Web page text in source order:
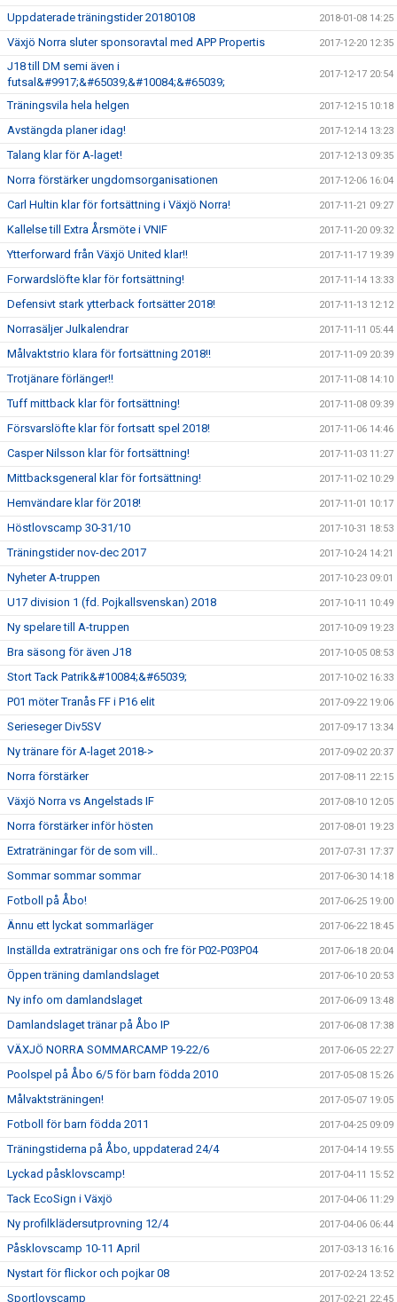
Uppdaterade träningstider 20180108 2018-01-08 14:25
Växjö Norra sluter sponsoravtal med APP Propertis 2017-12-20 12:35
J18 till DM semi även i
futsal&#9917;&#65039;&#10084;&#65039;
2017-12-17 20:54
Träningsvila hela helgen 2017-12-15 10:18
Avstängda planer idag! 2017-12-14 13:23
Talang klar för A-laget! 2017-12-13 09:35
Norra förstärker ungdomsorganisationen 2017-12-06 16:04
Carl Hultin klar för fortsättning i Växjö Norra! 2017-11-21 09:27
Kallelse till Extra Årsmöte i VNIF 2017-11-20 09:32
Ytterforward från Växjö United klar!! 2017-11-17 19:39
Forwardslöfte klar för fortsättning! 2017-11-14 13:33
Defensivt stark ytterback fortsätter 2018! 2017-11-13 12:12
Norrasäljer Julkalendrar 2017-11-11 05:44
Målvaktstrio klara för fortsättning 2018!! 2017-11-09 20:39
Trotjänare förlänger!! 2017-11-08 14:10
Tuff mittback klar för fortsättning! 2017-11-08 09:39
Försvarslöfte klar för fortsatt spel 2018! 2017-11-06 14:46
Casper Nilsson klar för fortsättning! 2017-11-03 11:27
Mittbacksgeneral klar för fortsättning! 2017-11-02 10:29
Hemvändare klar för 2018! 2017-11-01 10:17
Höstlovscamp 30-31/10 2017-10-31 18:53
Träningstider nov-dec 2017 2017-10-24 14:21
Nyheter A-truppen 2017-10-23 09:01
U17 division 1 (fd. Pojkallsvenskan) 2018 2017-10-11 10:49
Ny spelare till A-truppen 2017-10-09 19:23
Bra säsong för även J18 2017-10-05 08:53
Stort Tack Patrik&#10084;&#65039; 2017-10-02 16:33
P01 möter Tranås FF i P16 elit 2017-09-22 19:06
Serieseger Div5SV 2017-09-17 13:34
Ny tränare för A-laget 2018-> 2017-09-02 20:37
Norra förstärker 2017-08-11 22:15
Växjö Norra vs Angelstads IF 2017-08-10 12:05
Norra förstärker inför hösten 2017-08-01 19:23
Extraträningar för de som vill.. 2017-07-31 17:37
Sommar sommar sommar 2017-06-30 14:18
Fotboll på Åbo! 2017-06-25 19:00
Ännu ett lyckat sommarläger 2017-06-22 18:45
Inställda extratränigar ons och fre för P02-P03P04 2017-06-18 20:04
Öppen träning damlandslaget 2017-06-10 20:53
Ny info om damlandslaget 2017-06-09 13:48
Damlandslaget tränar på Åbo IP 2017-06-08 17:38
VÄXJÖ NORRA SOMMARCAMP 19-22/6 2017-06-05 22:27
Poolspel på Åbo 6/5 för barn födda 2010 2017-05-08 15:26
Målvaktsträningen! 2017-05-07 19:05
Fotboll för barn födda 2011 2017-04-25 09:09
Träningstiderna på Åbo, uppdaterad 24/4 2017-04-14 19:55
Lyckad påsklovscamp! 2017-04-11 15:52
Tack EcoSign i Växjö 2017-04-06 11:29
Ny profilklädersutprovning 12/4 2017-04-06 06:44
Påsklovscamp 10-11 April 2017-03-13 16:16
Nystart för flickor och pojkar 08 2017-02-24 13:52
Sportlovscamp 2017-02-21 22:45